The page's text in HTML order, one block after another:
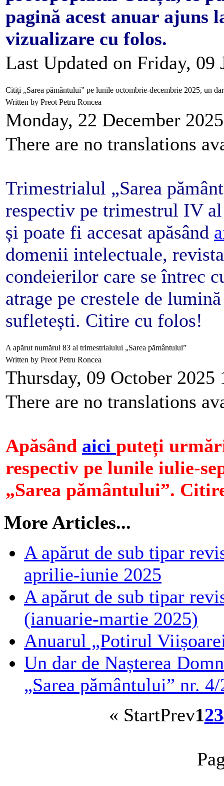
pagină acest anuar ajuns
vizualizare cu folos.
Last Updated on Friday, 09
Citiți „Sarea pământului” pe lunile octombrie-decembrie 2025, un
Written by Preot Petru Roncea
Monday, 22 December
There are no translations
Trimestrialul „Sarea
respectiv pe trimestrul IV
și poate fi accesat apăsând
domenii intelectuale,
condeierilor care se întrec
atrage pe crestele de
sufletești. Citire cu folos!
A apărut numărul 83 al trimestrialului „Sarea pământului”
Written by Preot Petru Roncea
Thursday, 09 October 2025
There are no translations
Apăsând aici puteți
respectiv pe lunile iulie-
„Sarea pământului”.
More Articles...
A apărut de sub tipar
aprilie-iunie 2025
A apărut de sub tipar
(ianuarie-martie 2025)
Anuarul „Potirul
Un dar de Nașterea
„Sarea pământului” nr.
« StartPrev123